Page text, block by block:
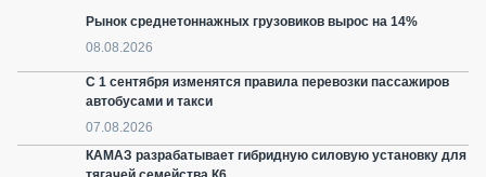
Рынок среднетоннажных грузовиков вырос на 14%
08.08.2026
С 1 сентября изменятся правила перевозки пассажиров
автобусами и такси
07.08.2026
КАМАЗ разрабатывает гибридную силовую установку для